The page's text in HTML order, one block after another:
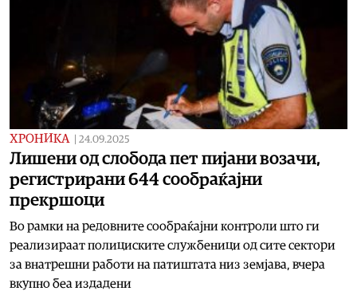
ХРОНИКА 24.09.2025
Лишени од слобода пет пијани возачи,
регистрирани 644 сообраќајни
прекршоци
Во рамки на редовните сообраќајни контроли што ги
реализираат полициските службеници од сите сектори
за внатрешни работи на патиштата низ земјава, вчера
вкупно беа издадени